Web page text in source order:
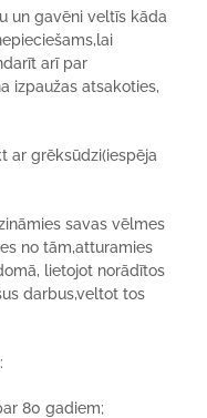
un gavēni veltīs kāda
arī par
izpaužas atsakoties,
ar grēksūdzi(iespēja
savas vēlmes
no tām,atturamies
lietojot norādītos
darbus,veltot tos
80 gadiem;